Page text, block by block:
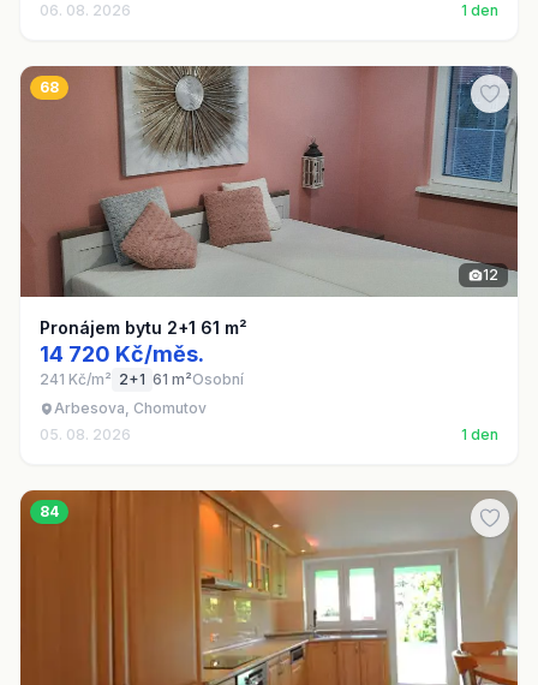
06. 08. 2026
1 den
68
12
Pronájem bytu 2+1 61 m²
14 720 Kč/měs.
241 Kč/m² 2+1 61 m²Osobní
Arbesova, Chomutov
05. 08. 2026
1 den
84